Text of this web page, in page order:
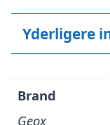
Yderligere
Brand
Geox